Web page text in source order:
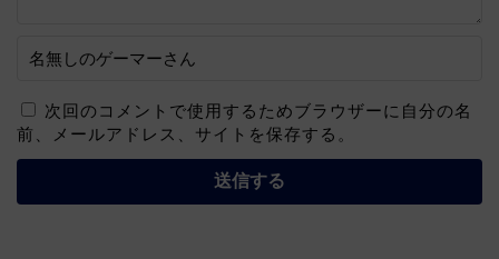
次回のコメントで使用するためブラウザーに自分の名
前、メールアドレス、サイトを保存する。